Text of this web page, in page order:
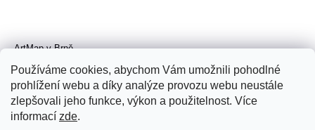
Používáme cookies, abychom Vám umožnili pohodlné
prohlížení webu a díky analýze provozu webu neustále
zlepšovali jeho funkce, výkon a použitelnost. Více
informací zde.
ArtMap v Brně
Radnická 4, Brno
úterý–pátek 11–19 h
sobota 14–19 h
+420 702 152 298